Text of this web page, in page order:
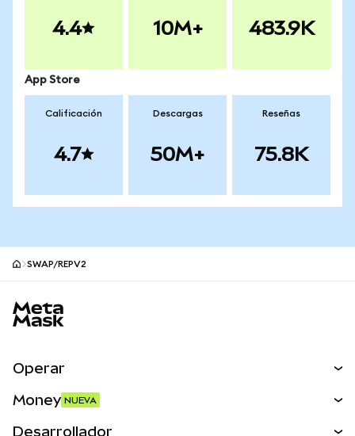
4.4 10M+ 483.9K
App Store
Calificación
4.7
Descargas
50M+
Reseñas
75.8K
SWAP/REPV2
Operar
Money NUEVA
Desarrollador